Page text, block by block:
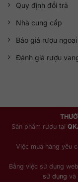
Quy định đổi trả
Nhà cung cấp
Báo giá rượu ngoại
Đánh giá rượu
Sản phẩm rượu tại
Việc mua hàng yêu
Bằng việc sử dụng
sử dụng và